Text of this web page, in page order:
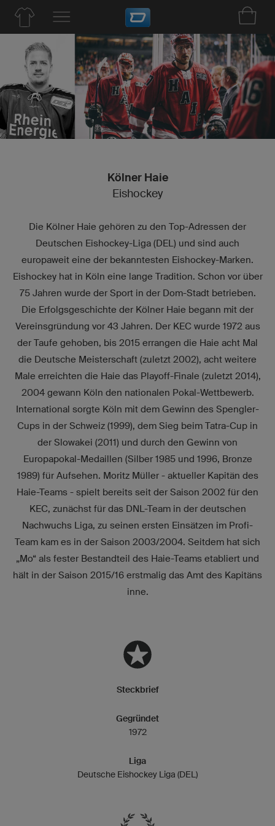
Kölner Haie
Eishockey
Die Kölner Haie gehören zu den Top-Adressen der
Deutschen Eishockey-Liga (DEL) und sind auch
europaweit eine der bekanntesten Eishockey-Marken.
Eishockey hat in Köln eine lange Tradition. Schon vor über
75 Jahren wurde der Sport in der Dom-Stadt betrieben.
Die Erfolgsgeschichte der Kölner Haie begann mit der
Vereinsgründung vor 43 Jahren. Der KEC wurde 1972 aus
der Taufe gehoben, bis 2015 errangen die Haie acht Mal
die Deutsche Meisterschaft (zuletzt 2002), acht weitere
Male erreichten die Haie das Playoff-Finale (zuletzt 2014),
2004 gewann Köln den nationalen Pokal-Wettbewerb.
International sorgte Köln mit dem Gewinn des Spengler-
Cups in der Schweiz (1999), dem Sieg beim Tatra-Cup in
der Slowakei (2011) und durch den Gewinn von
Europapokal-Medaillen (Silber 1985 und 1996, Bronze
1989) für Aufsehen. Moritz Müller - aktueller Kapitän des
Haie-Teams - spielt bereits seit der Saison 2002 für den
KEC, zunächst für das DNL-Team in der deutschen
Nachwuchs Liga, zu seinen ersten Einsätzen im Profi-
Team kam es in der Saison 2003/2004. Seitdem hat sich
„Mo“ als fester Bestandteil des Haie-Teams etabliert und
hält in der Saison 2015/16 erstmalig das Amt des Kapitäns
inne.
Steckbrief
Gegründet
1972
Liga
Deutsche Eishockey Liga (DEL)